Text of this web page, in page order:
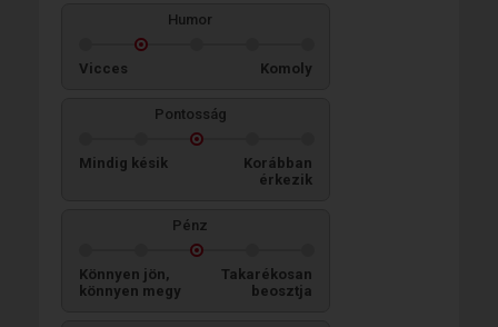
Humor
Vicces Komoly
Pontosság
Mindig késik
Korábban
érkezik
Pénz
Könnyen jön,
könnyen megy
Takarékosan
beosztja